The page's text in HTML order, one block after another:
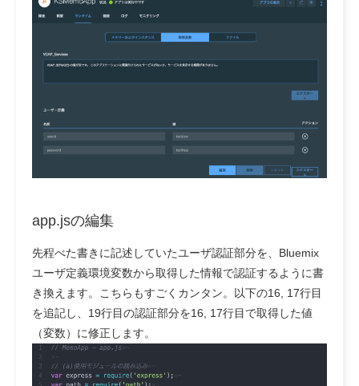
app.jsの編集
先程べた書きに記述していたユーザ認証部分を、Bluemix
ユーザ定義環境変数から取得した情報で認証するように書
き換えます。こちらもすごくカンタン。以下の16, 17行目
を追記し、19行目の認証部分を16, 17行目で取得した値
（変数）に修正します。